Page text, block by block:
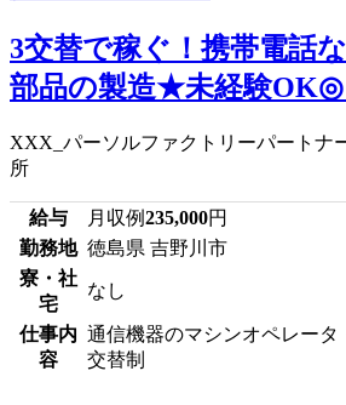
3交替で稼ぐ！携帯電話
部品の製造★未経験OK◎
XXX_パーソルファクトリーパートナ
所
給与 月収例235,000円
勤務地 徳島県 吉野川市
寮・社
宅
なし
仕事内
容
通信機器のマシンオペレータ
交替制